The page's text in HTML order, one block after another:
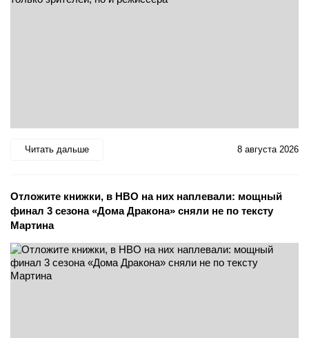
Читать дальше 8 августа 2026
Отложите книжки, в HBO на них наплевали: мощный
финал 3 сезона «Дома Дракона» сняли не по тексту
Мартина